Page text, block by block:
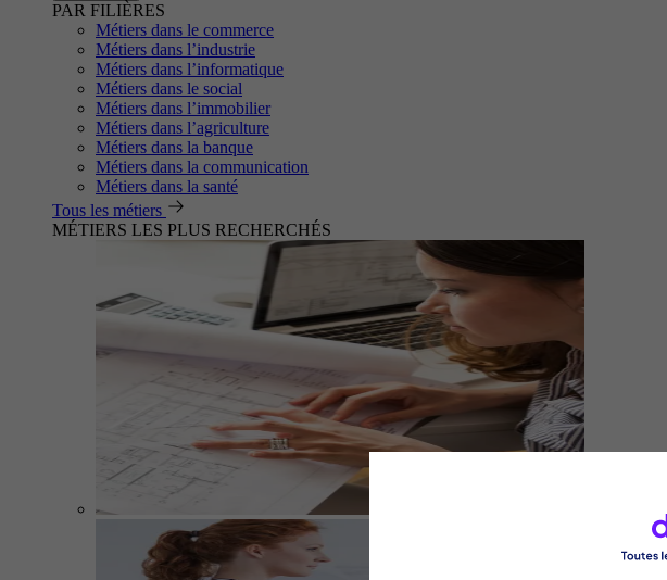
PAR FILIÈRES
Métiers dans le commerce
Métiers dans l’industrie
Métiers dans l’informatique
Métiers dans le social
Métiers dans l’immobilier
Métiers dans l’agriculture
Métiers dans la banque
Métiers dans la communication
Métiers dans la santé
Tous les métiers
MÉTIERS LES PLUS RECHERCHÉS